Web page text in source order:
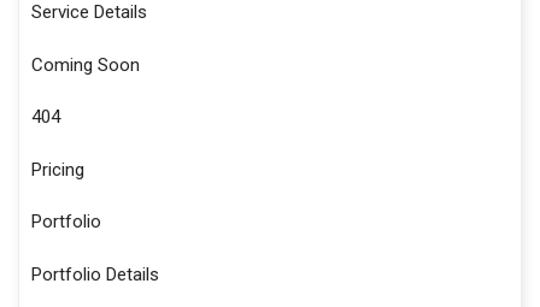
Service Details
Coming Soon
404
Pricing
Portfolio
Portfolio Details